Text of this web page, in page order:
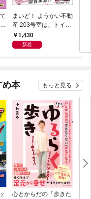
まいど！ ようかい不動
産 203号室は、トイレ
の花子さんの部屋？
1,430
新着
め本 もっと見る
心とからだの「歩きた
剣